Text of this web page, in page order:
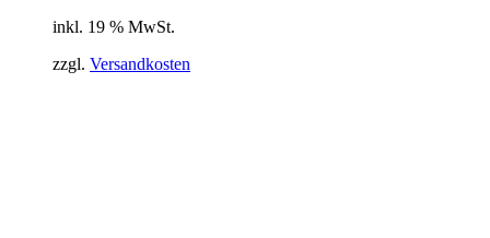
inkl. 19 % MwSt.
zzgl. Versandkosten